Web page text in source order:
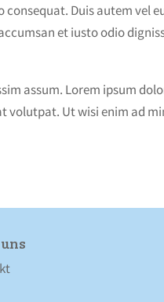
Duis autem vel
et iusto odio
assum. Lorem ipsum
volutpat. Ut wisi enim ad